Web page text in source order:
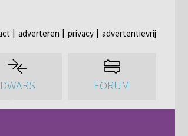
adverteren privacy advertentievrij
DWARS FORUM